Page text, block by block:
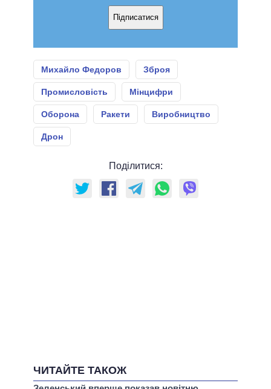
Підписатися
Михайло Федоров Зброя
Промисловість Мінцифри
Оборона Ракети Виробництво
Дрон
Поділитися:
ЧИТАЙТЕ ТАКОЖ